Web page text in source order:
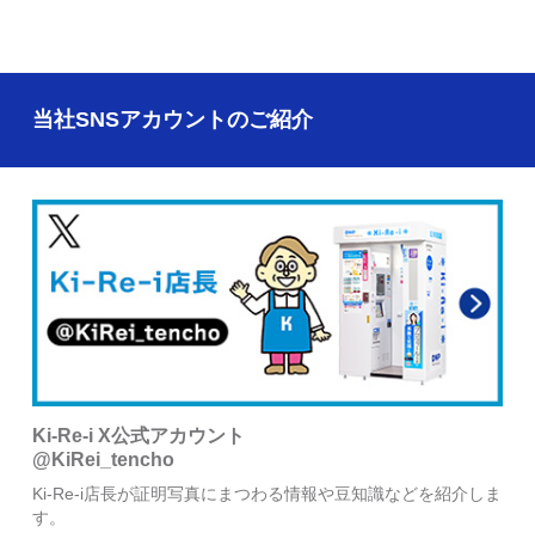
当社SNSアカウントのご紹介
Ki-Re-i X公式アカウント
@KiRei_tencho
Ki-Re-i店長が証明写真にまつわる情報や豆知識などを紹介しま
す。